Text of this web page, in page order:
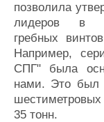
позволила
лидеров в
гребных
Например,
СПГ" была
нами. Это был
35 тонн.